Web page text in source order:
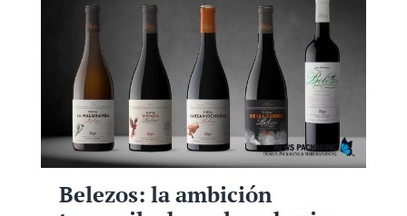
Belezos: la ambición